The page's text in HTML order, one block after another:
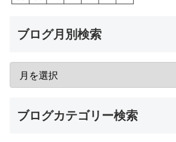
ブログ月別検索
ブログカテゴリー検索